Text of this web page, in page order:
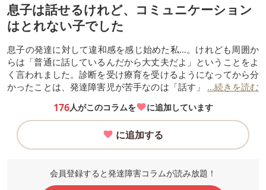
息子は話せるけれど、コミュニケーション
はとれない子でした
息子の発達に対して違和感を感じ始めた私…。けれども周囲か
らは「普通に話しているんだから大丈夫だよ」ということをよ
く言われました。診断を受け療育を受けるようになってから分
かったことは、発達障害児が苦手なのは「話す」ことではなく
...続きを読む
176人がこのコラムを に追加しています
に追加する
会員登録すると発達障害コラムが読み放題！